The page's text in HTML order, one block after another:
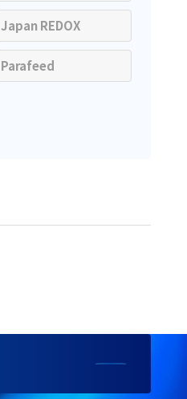
Japan REDOX
Parafeed